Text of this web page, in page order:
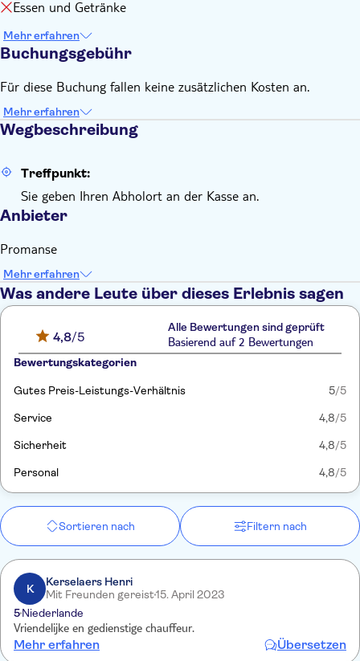
Essen und Getränke
Mehr erfahren
Buchungsgebühr
Für diese Buchung fallen keine zusätzlichen Kosten an.
Mehr erfahren
Wegbeschreibung
Treffpunkt:
Sie geben Ihren Abholort an der Kasse an.
Anbieter
Promanse
Mehr erfahren
Was andere Leute über dieses Erlebnis sagen
4,8/5
Alle Bewertungen sind geprüft
Basierend auf 2 Bewertungen
Bewertungskategorien
Gutes Preis-Leistungs-Verhältnis 5/5
Service 4,8/5
Sicherheit 4,8/5
Personal 4,8/5
Sortieren nach Filtern nach
K
Kerselaers Henri
Mit Freunden gereist15. April 2023
5Niederlande
Vriendelijke en gedienstige chauffeur.
Mehr erfahren Übersetzen